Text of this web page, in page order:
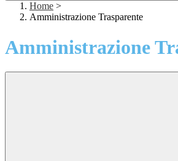
Home >
Amministrazione Trasparente
Amministrazione